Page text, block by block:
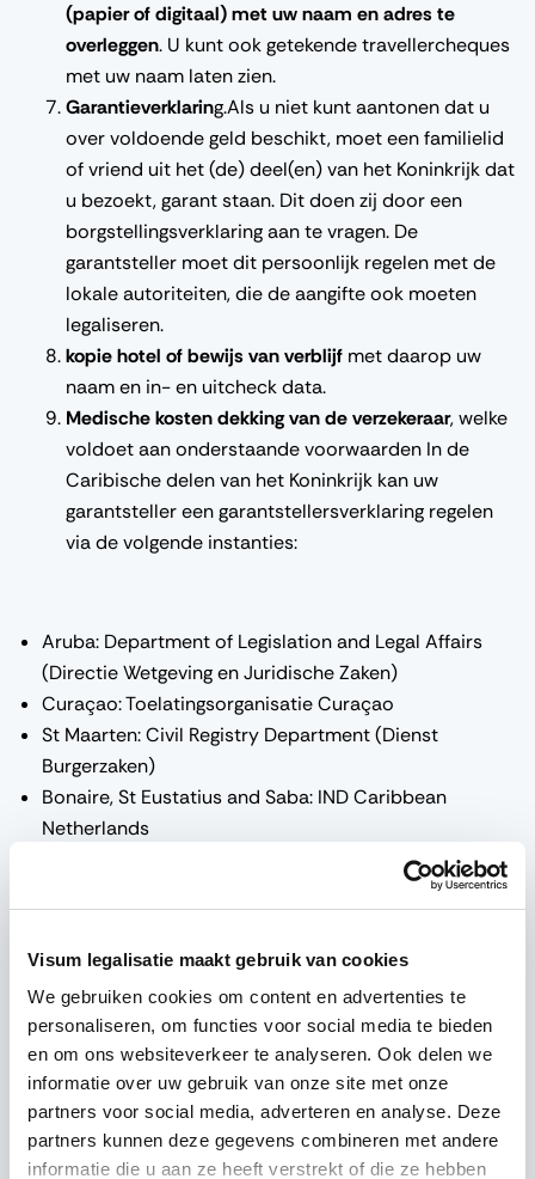
Visum legalisatie maakt gebruik van cookies
We gebruiken cookies om content en advertenties te
personaliseren, om functies voor social media te bieden
en om ons websiteverkeer te analyseren. Ook delen we
informatie over uw gebruik van onze site met onze
partners voor social media, adverteren en analyse. Deze
partners kunnen deze gegevens combineren met andere
informatie die u aan ze heeft verstrekt of die ze hebben
(papier of digitaal) met uw naam en adres te
overleggen. U kunt ook getekende travellercheques
met uw naam laten zien.
Garantieverklaring.Als u niet kunt aantonen dat u
over voldoende geld beschikt, moet een familielid
of vriend uit het (de) deel(en) van het Koninkrijk dat
u bezoekt, garant staan. Dit doen zij door een
borgstellingsverklaring aan te vragen. De
garantsteller moet dit persoonlijk regelen met de
lokale autoriteiten, die de aangifte ook moeten
legaliseren.
kopie hotel of bewijs van verblijf met daarop uw
naam en in- en uitcheck data.
Medische kosten dekking van de verzekeraar, welke
voldoet aan onderstaande voorwaarden In de
Caribische delen van het Koninkrijk kan uw
garantsteller een garantstellersverklaring regelen
via de volgende instanties:
Aruba: Department of Legislation and Legal Affairs
(Directie Wetgeving en Juridische Zaken)
Curaçao: Toelatingsorganisatie Curaçao
St Maarten: Civil Registry Department (Dienst
Burgerzaken)
Bonaire, St Eustatius and Saba: IND Caribbean
Netherlands
garantsteller voldoende geld heeft om uw verblijf te
dekken. Gemiddeld is dit zo’n 100 dollar per dag. Om dit
te doen, moet u de volgende documenten overleggen
(verkregen van uw garantsteller):
de gelegaliseerde garantstellersverklaring